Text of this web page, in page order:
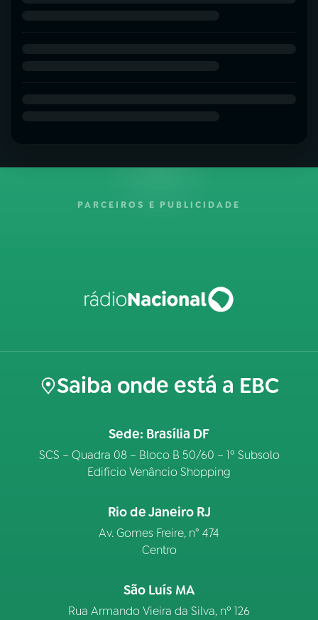
PARCEIROS E PUBLICIDADE
Saiba onde está a EBC
Sede: Brasília DF
SCS – Quadra 08 – Bloco B 50/60 – 1º Subsolo
Edifício Venâncio Shopping
Rio de Janeiro RJ
Av. Gomes Freire, n° 474
Centro
São Luís MA
Rua Armando Vieira da Silva, nº 126